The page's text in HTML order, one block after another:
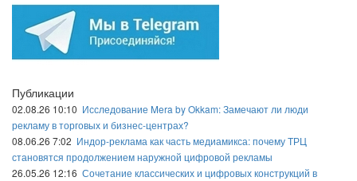
Публикации
02.08.26 10:10 Исследование Mera by Okkam: Замечают ли люди
рекламу в торговых и бизнес-центрах?
08.06.26 7:02 Индор-реклама как часть медиамикса: почему ТРЦ
становятся продолжением наружной цифровой рекламы
26.05.26 12:16 Сочетание классических и цифровых конструкций в